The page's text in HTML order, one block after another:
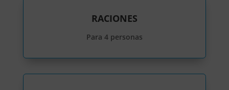
RACIONES
Para 4 personas